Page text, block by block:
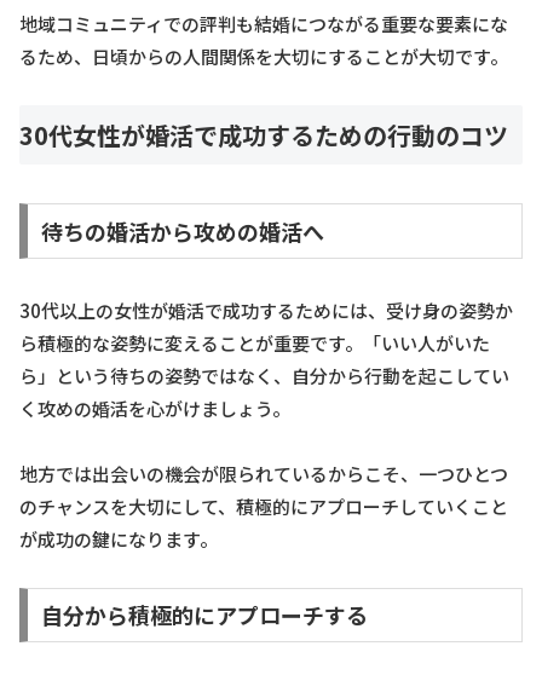
地域コミュニティでの評判も結婚につながる重要な要素にな
るため、日頃からの人間関係を大切にすることが大切です。
30代女性が婚活で成功するための行動のコツ
待ちの婚活から攻めの婚活へ
30代以上の女性が婚活で成功するためには、受け身の姿勢か
ら積極的な姿勢に変えることが重要です。「いい人がいた
ら」という待ちの姿勢ではなく、自分から行動を起こしてい
く攻めの婚活を心がけましょう。
地方では出会いの機会が限られているからこそ、一つひとつ
のチャンスを大切にして、積極的にアプローチしていくこと
が成功の鍵になります。
自分から積極的にアプローチする